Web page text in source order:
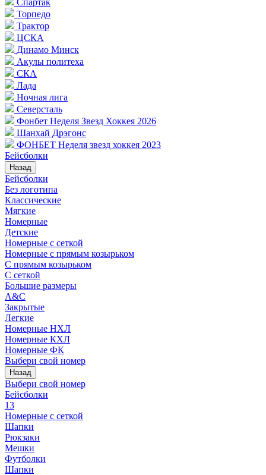
Спартак
Торпедо
Трактор
ЦСКА
Динамо Минск
Акулы политеха
СКА
Лада
Ночная лига
Северсталь
Фонбет Неделя Звезд Хоккея 2026
Шанхай Дрэгонс
ФОНБЕТ Неделя звезд хоккея 2023
Бейсболки
Назад
Бейсболки
Без логотипа
Классические
Мягкие
Номерные
Детские
Номерные с сеткой
Номерные с прямым козырьком
С прямым козырьком
С сеткой
Большие размеры
A&C
Закрытые
Легкие
Номерные НХЛ
Номерные КХЛ
Номерные ФК
Выбери свой номер
Назад
Выбери свой номер
Бейсболки
13
Номерные с сеткой
Шапки
Рюкзаки
Мешки
Футболки
Шапки